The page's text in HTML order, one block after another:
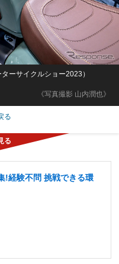
《写真撮影 山内潤也》
ーサイクルショー2023）
る
!経験不問 挑戦できる環